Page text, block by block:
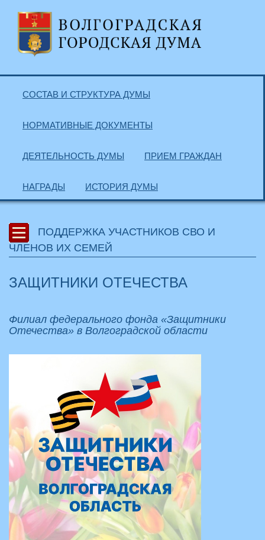
СОСТАВ И СТРУКТУРА ДУМЫ
НОРМАТИВНЫЕ ДОКУМЕНТЫ
ДЕЯТЕЛЬНОСТЬ ДУМЫ ПРИЕМ ГРАЖДАН
НАГРАДЫ ИСТОРИЯ ДУМЫ
ПОДДЕРЖКА УЧАСТНИКОВ СВО И
ЧЛЕНОВ ИХ СЕМЕЙ
ЗАЩИТНИКИ ОТЕЧЕСТВА
Филиал федерального фонда «Защитники
Отечества» в Волгоградской области